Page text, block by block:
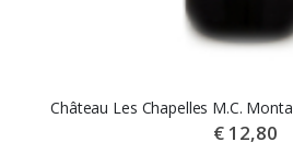
Château Les Chapelles M.C.
€ 12,80